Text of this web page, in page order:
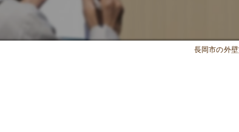
長岡市の外